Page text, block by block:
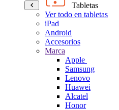
Tabletas
Ver todo en tabletas
iPad
Android
Accesorios
Marca
Apple
Samsung
Lenovo
Huawei
Alcatel
Honor